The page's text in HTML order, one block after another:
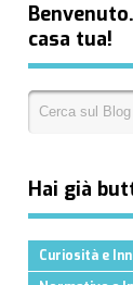
casa tua!
Hai già
Curiosità e